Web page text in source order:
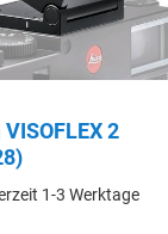
2
1-3 Werktage